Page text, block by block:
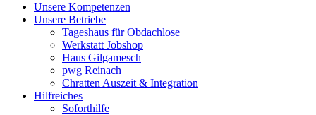
Unsere Kompetenzen
Unsere Betriebe
Tageshaus für Obdachlose
Werkstatt Jobshop
Haus Gilgamesch
pwg Reinach
Chratten Auszeit & Integration
Hilfreiches
Soforthilfe